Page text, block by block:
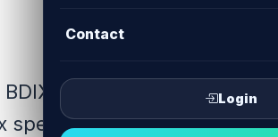
Contact
Login
hosting for business in
speed, high security, free